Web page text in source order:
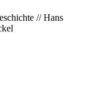
// Hans